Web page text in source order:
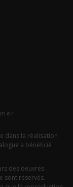
dans la réalisation
a bénéficié
des oeuvres
sont réservés.